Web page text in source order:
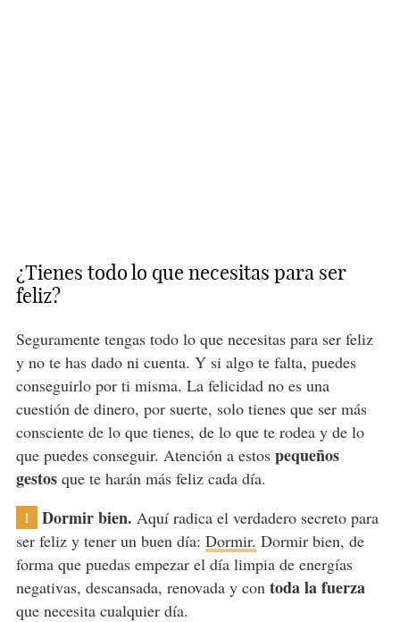
¿Tienes todo lo que necesitas para ser
feliz?
Seguramente tengas todo lo que necesitas para ser feliz
y no te has dado ni cuenta. Y si algo te falta, puedes
conseguirlo por ti misma. La felicidad no es una
cuestión de dinero, por suerte, solo tienes que ser más
consciente de lo que tienes, de lo que te rodea y de lo
que puedes conseguir. Atención a estos pequeños
gestosque te harán más feliz cada día.
1 Dormir bien. Aquí radica el verdadero secreto para
ser feliz y tener un buen día: Dormir. Dormir bien, de
forma que puedas empezar el día limpia de energías
negativas, descansada, renovada y con toda la fuerza
que necesita cualquier día.